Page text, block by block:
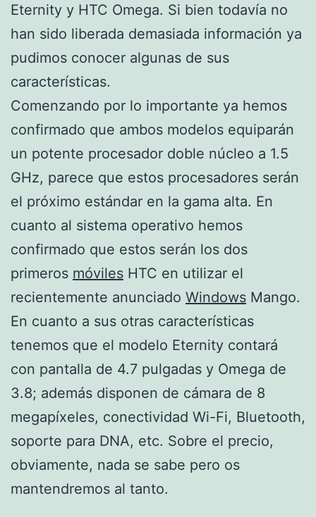
Eternity y HTC Omega. Si bien todavía no
han sido liberada demasiada información ya
pudimos conocer algunas de sus
características.
Comenzando por lo importante ya hemos
confirmado que ambos modelos equiparán
un potente procesador doble núcleo a 1.5
GHz, parece que estos procesadores serán
el próximo estándar en la gama alta. En
cuanto al sistema operativo hemos
confirmado que estos serán los dos
primeros móviles HTC en utilizar el
recientemente anunciado Windows Mango.
En cuanto a sus otras características
tenemos que el modelo Eternity contará
con pantalla de 4.7 pulgadas y Omega de
3.8; además disponen de cámara de 8
megapíxeles, conectividad Wi-Fi, Bluetooth,
soporte para DNA, etc. Sobre el precio,
obviamente, nada se sabe pero os
mantendremos al tanto.